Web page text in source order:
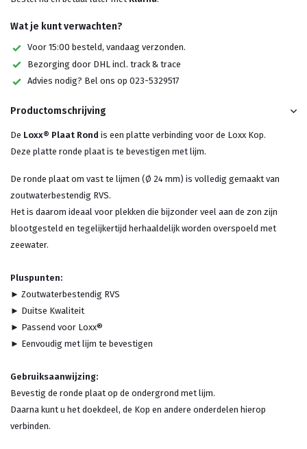
Wat je kunt verwachten?
Voor 15:00 besteld, vandaag verzonden.
Bezorging door DHL incl. track & trace
Advies nodig? Bel ons op 023-5329517
Productomschrijving
De Loxx® Plaat Rond is een platte verbinding voor de Loxx Kop.
Deze platte ronde plaat is te bevestigen met lijm.
De ronde plaat om vast te lijmen (Ø 24 mm) is volledig gemaakt van
zoutwaterbestendig RVS.
Het is daarom ideaal voor plekken die bijzonder veel aan de zon zijn
blootgesteld en tegelijkertijd herhaaldelijk worden overspoeld met
zeewater.
Pluspunten:
► Zoutwaterbestendig RVS
► Duitse Kwaliteit
► Passend voor Loxx®
► Eenvoudig met lijm te bevestigen
Gebruiksaanwijzing:
Bevestig de ronde plaat op de ondergrond met lijm.
Daarna kunt u het doekdeel, de Kop en andere onderdelen hierop
verbinden.